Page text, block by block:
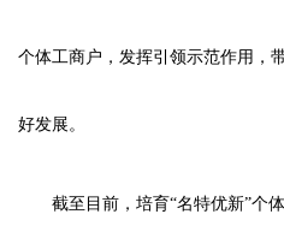
个体工商户，发挥引领示范作用，
好发展。
截至目前，培育“名特优新”个